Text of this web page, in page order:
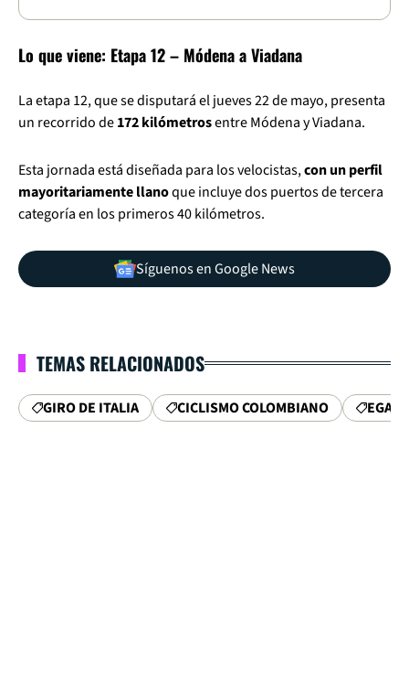
Lo que viene: Etapa 12 – Módena a Viadana
La etapa 12, que se disputará el jueves 22 de mayo, presenta
un recorrido de172 kilómetrosentre Módena y Viadana.
Esta jornada está diseñada para los velocistas,con un perfil
mayoritariamente llanoque incluye dos puertos de tercera
categoría en los primeros 40 kilómetros.
Síguenos en Google News
TEMAS RELACIONADOS
GIRO DE ITALIA CICLISMO COLOMBIANO EGAN